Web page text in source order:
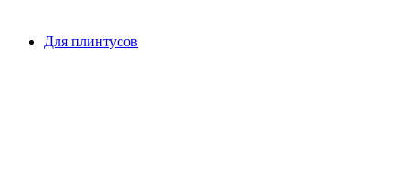
Для плинтусов